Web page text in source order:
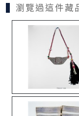
瀏覽過這件藏